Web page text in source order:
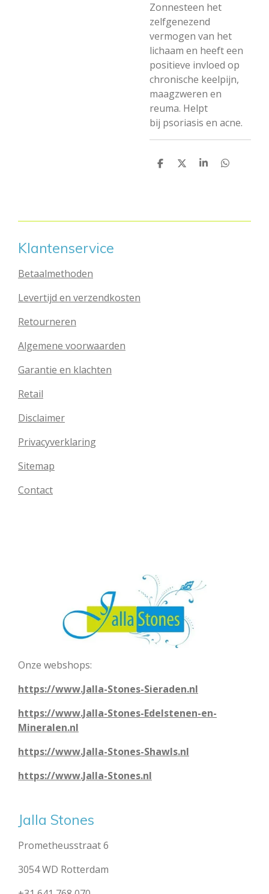
Zonnesteen het
zelfgenezend
vermogen van het
lichaam en heeft een
positieve invloed op
chronische keelpijn,
maagzweren en
reuma. Helpt
bij psoriasis en acne.
D
D
S
D
Klantenservice
Betaalmethoden
Levertijd en verzendkosten
Retourneren
Algemene voorwaarden
Garantie en klachten
Retail
Disclaimer
Privacyverklaring
Sitemap
Contact
Onze webshops:
https://www.Jalla-Stones-Sieraden.nl
https://www.Jalla-Stones-Edelstenen-en-
Mineralen.nl
https://www.Jalla-Stones-Shawls.nl
https://www.Jalla-Stones.nl
Jalla Stones
Prometheusstraat 6
3054 WD Rotterdam